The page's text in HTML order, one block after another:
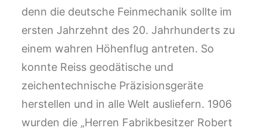
denn die deutsche Feinmechanik sollte im
ersten Jahrzehnt des 20. Jahrhunderts zu
einem wahren Höhenflug antreten. So
konnte Reiss geodätische und
zeichentechnische Präzisionsgeräte
herstellen und in alle Welt ausliefern. 1906
wurden die „Herren Fabrikbesitzer Robert